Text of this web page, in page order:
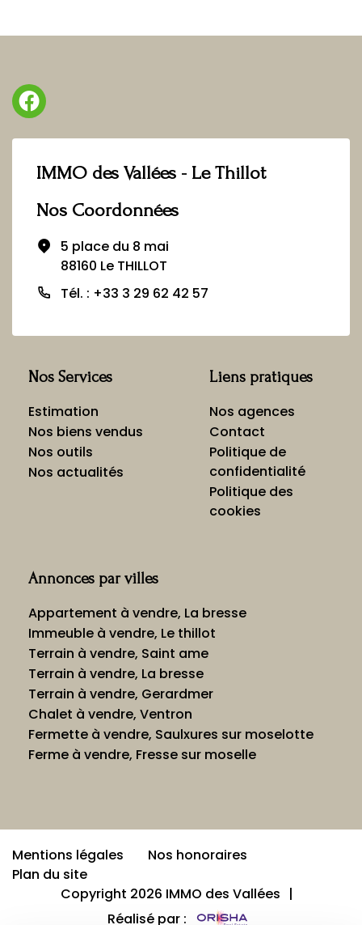
IMMO des Vallées - Le Thillot
Nos Coordonnées
5 place du 8 mai
88160 Le THILLOT
Tél. : +33 3 29 62 42 57
Nos Services
Estimation
Nos biens vendus
Nos outils
Nos actualités
Liens pratiques
Nos agences
Contact
Politique de
confidentialité
Politique des
cookies
Annonces par villes
Appartement à vendre, La bresse
Immeuble à vendre, Le thillot
Terrain à vendre, Saint ame
Terrain à vendre, La bresse
Terrain à vendre, Gerardmer
Chalet à vendre, Ventron
Fermette à vendre, Saulxures sur moselotte
Ferme à vendre, Fresse sur moselle
Mentions légales
Nos honoraires
Plan du site
Copyright 2026 IMMO des Vallées |
Réalisé par :